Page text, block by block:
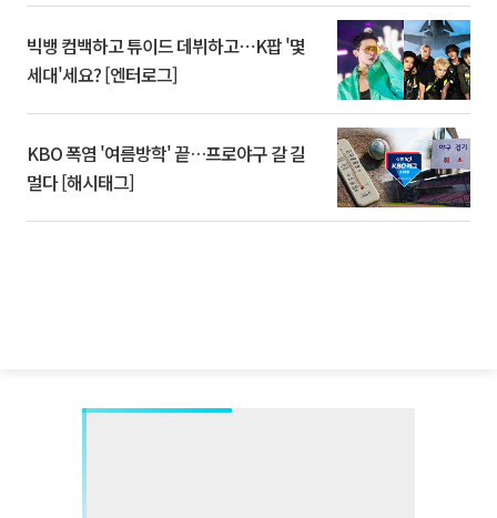
빅뱅 컴백하고 튜이드 데뷔하고⋯K팝 '몇
세대'세요? [엔터로그]
KBO 폭염 '여름방학' 끝…프로야구 갈 길
멀다 [해시태그]